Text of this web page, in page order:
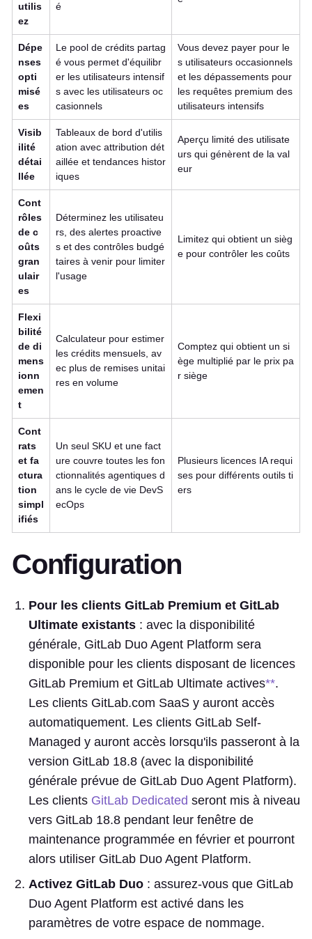
utilis
ez
é
Dépe
nses
opti
misé
es
Le pool de crédits partag
é vous permet d'équilibr
er les utilisateurs intensif
s avec les utilisateurs oc
casionnels
Vous devez payer pour le
s utilisateurs occasionnels
et les dépassements pour
les requêtes premium des
utilisateurs intensifs
Visib
ilité
détai
llée
Tableaux de bord d'utilis
ation avec attribution dét
aillée et tendances histor
iques
Aperçu limité des utilisate
urs qui génèrent de la val
eur
Cont
rôles
de c
oûts
gran
ulair
es
Déterminez les utilisateu
rs, des alertes proactive
s et des contrôles budgé
taires à venir pour limiter
l'usage
Limitez qui obtient un sièg
e pour contrôler les coûts
Flexi
bilité
de di
mens
ionn
emen
t
Calculateur pour estimer
les crédits mensuels, av
ec plus de remises unitai
res en volume
Comptez qui obtient un si
ège multiplié par le prix pa
r siège
Cont
rats
et fa
ctura
tion
simpl
ifiés
Un seul SKU et une fact
ure couvre toutes les fon
ctionnalités agentiques d
ans le cycle de vie DevS
ecOps
Plusieurs licences IA requi
ses pour différents outils ti
ers
Configuration
Pour les clients GitLab Premium et GitLab
Ultimate existants : avec la disponibilité
générale, GitLab Duo Agent Platform sera
disponible pour les clients disposant de licences
GitLab Premium et GitLab Ultimate actives**.
Les clients GitLab.com SaaS y auront accès
automatiquement. Les clients GitLab Self-
Managed y auront accès lorsqu'ils passeront à la
version GitLab 18.8 (avec la disponibilité
générale prévue de GitLab Duo Agent Platform).
Les clients GitLab Dedicated seront mis à niveau
vers GitLab 18.8 pendant leur fenêtre de
maintenance programmée en février et pourront
alors utiliser GitLab Duo Agent Platform.
Activez GitLab Duo : assurez-vous que GitLab
Duo Agent Platform est activé dans les
paramètres de votre espace de nommage.